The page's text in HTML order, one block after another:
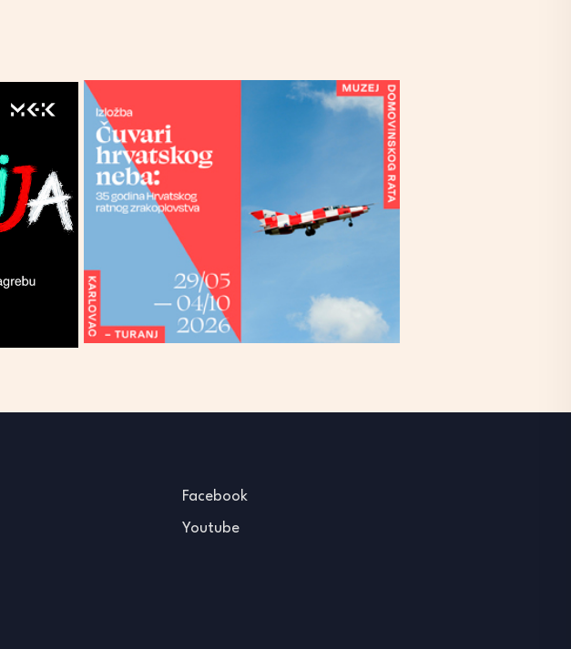
Facebook
Youtube